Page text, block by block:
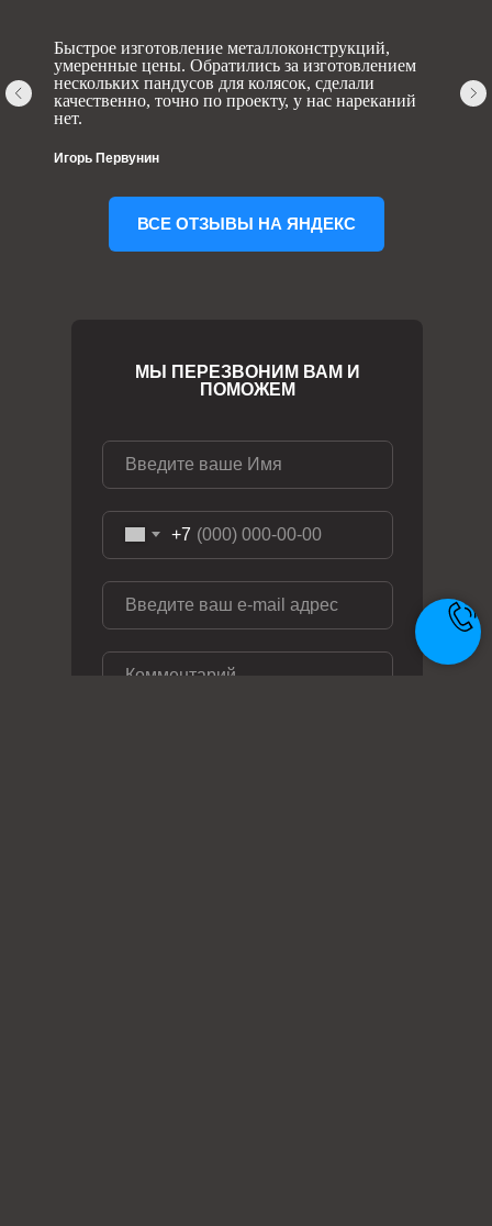
Быстрое изготовление металлоконструкций,
умеренные цены. Обратились за изготовлением
нескольких пандусов для колясок, сделали
качественно, точно по проекту, у нас нареканий
нет.
Игорь Первунин
ВСЕ ОТЗЫВЫ НА ЯНДЕКС
+7
МЫ ПЕРЕЗВОНИМ ВАМ И
ПОМОЖЕМ